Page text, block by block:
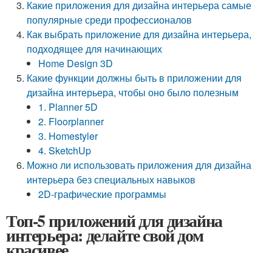
Какие приложения для дизайна интерьера самые
популярные среди профессионалов
Как выбрать приложение для дизайна интерьера,
подходящее для начинающих
Home Design 3D
Какие функции должны быть в приложении для
дизайна интерьера, чтобы оно было полезным
1. Planner 5D
2. Floorplanner
3. Homestyler
4. SketchUp
Можно ли использовать приложения для дизайна
интерьера без специальных навыков
2D-графические программы
Топ-5 приложений для дизайна
интерьера: делайте свой дом